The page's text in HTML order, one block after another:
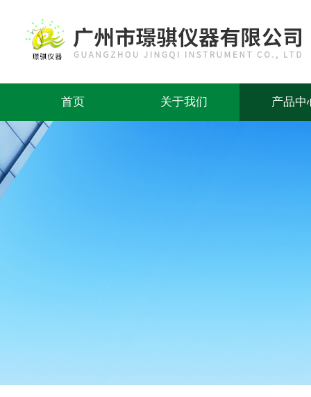
首页 关于我们 产品中